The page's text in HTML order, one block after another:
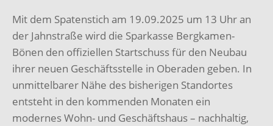
Mit dem Spatenstich am 19.09.2025 um 13 Uhr an
der Jahnstraße wird die Sparkasse Bergkamen-
Bönen den offiziellen Startschuss für den Neubau
ihrer neuen Geschäftsstelle in Oberaden geben. In
unmittelbarer Nähe des bisherigen Standortes
entsteht in den kommenden Monaten ein
modernes Wohn- und Geschäftshaus – nachhaltig,